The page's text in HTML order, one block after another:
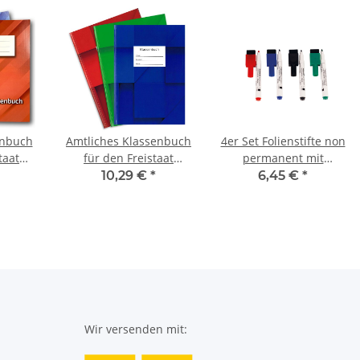
Amtliches Klassenbuch
für den Freistaat
Sachsen, für 1
10,29 € *
4er Set Folienstifte non
permanent mit
Filzwischer + Magnet,
6,45 € *
Wir versenden mit: